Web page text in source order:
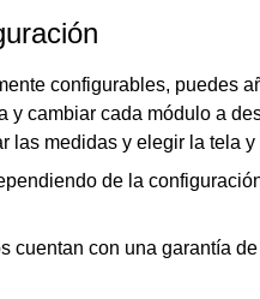
configurables, puedes
y cambiar cada módulo a
las medidas y elegir la tela
de la
cuentan con una garantía